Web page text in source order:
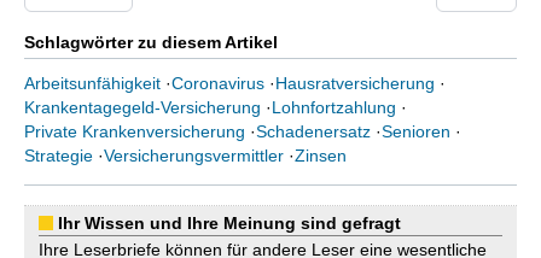
Schlagwörter zu diesem Artikel
Arbeitsunfähigkeit ·Coronavirus ·Hausratversicherung ·
Krankentagegeld-Versicherung ·Lohnfortzahlung ·
Private Krankenversicherung ·Schadenersatz ·Senioren ·
Strategie ·Versicherungsvermittler ·Zinsen
Ihr Wissen und Ihre Meinung sind gefragt
Ihre Leserbriefe können für andere Leser eine wesentliche